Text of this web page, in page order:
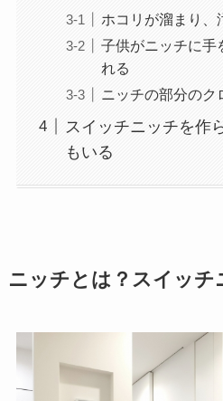
ホコリが溜まり、
子供がニッチに手
れる
ニッチの部分のク
スイッチニッチを作
もいる
ニッチとは？スイッチ